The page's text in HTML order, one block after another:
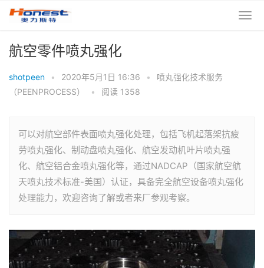
航空零件喷丸强化
shotpeen • 2020年5月1日 16:36 •
喷丸强化技术服务
（PEENPROCESS）
• 阅读 1358
可以对航空部件表面喷丸强化处理，包括飞机起落架抗疲
劳喷丸强化、制动盘喷丸强化、航空发动机叶片喷丸强
化、航空铝合金喷丸强化等，通过NADCAP（国家航空航
天喷丸技术标准-美国）认证，具备完全航空设备喷丸强化
处理能力，欢迎咨询了解或者来厂参观考察。